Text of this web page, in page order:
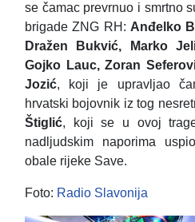
se čamac prevrnuo i smrtno
brigade ZNG RH: Anđelko
Dražen Bukvić, Marko
Gojko Lauc, Zoran
Jozić, koji je upravljao
hrvatski bojovnik iz tog
Štiglić, koji se u ovoj
nadljudskim naporima
obale rijeke Save.
Foto: Radio Slavonija